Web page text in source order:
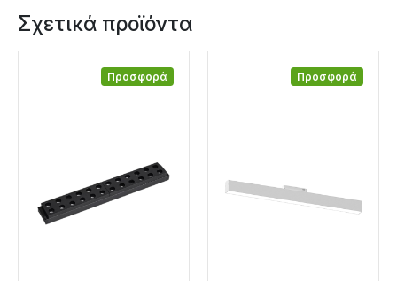
Σχετικά προϊόντα
Προσφορά Προσφορά